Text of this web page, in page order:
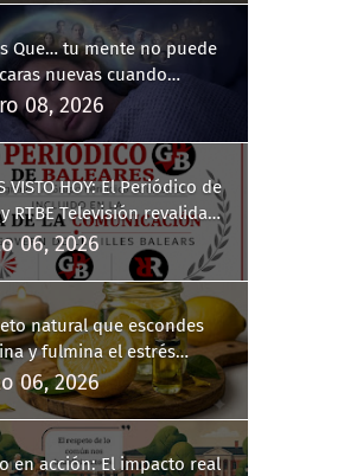
Que… tu mente no puede
nuevas cuando
08, 2026
VISTO HOY: El Periódico de
RTBE Televisión revalidan
años en la Guía de la
del Govern de les Illes
06, 2026
natural que escondes
y fulmina el estrés
06, 2026
en acción: El impacto real